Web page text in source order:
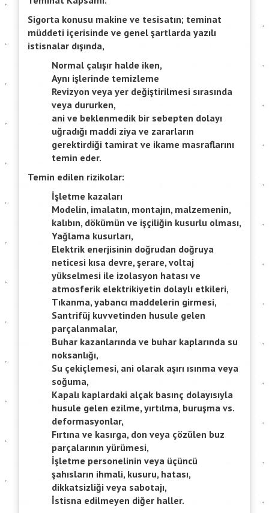
Sigorta konusu makine ve tesisatın; teminat
müddeti içerisinde ve genel şartlarda yazılı
istisnalar dışında,
Normal çalışır halde iken,
Aynı işlerinde temizleme
Revizyon veya yer değiştirilmesi sırasında
veya dururken,
ani ve beklenmedik bir sebepten dolayı
uğradığı maddi ziya ve zararların
gerektirdiği tamirat ve ikame masraflarını
temin eder.
Temin edilen rizikolar:
İşletme kazaları
Modelin, imalatın, montajın, malzemenin,
kalıbın, dökümün ve işçiliğin kusurlu olması,
Yağlama kusurları,
Elektrik enerjisinin doğrudan doğruya
neticesi kısa devre, şerare, voltaj
yükselmesi ile izolasyon hatası ve
atmosferik elektrikiyetin dolaylı etkileri,
Tıkanma, yabancı maddelerin girmesi,
Santrifüj kuvvetinden husule gelen
parçalanmalar,
Buhar kazanlarında ve buhar kaplarında su
noksanlığı,
Su çekiçlemesi, ani olarak aşırı ısınma veya
soğuma,
Kapalı kaplardaki alçak basınç dolayısıyla
husule gelen ezilme, yırtılma, buruşma vs.
deformasyonlar,
Fırtına ve kasırga, don veya çözülen buz
parçalarının yürümesi,
İşletme personelinin veya üçüncü
şahısların ihmali, kusuru, hatası,
dikkatsizliği veya sabotajı,
İstisna edilmeyen diğer haller.